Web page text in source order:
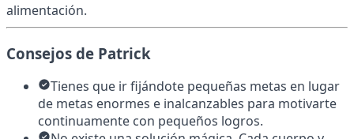
alimentación.
Consejos de Patrick
Tienes que ir fijándote pequeñas metas en lugar
de metas enormes e inalcanzables para motivarte
continuamente con pequeños logros.